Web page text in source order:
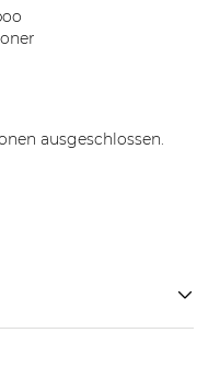
ausgeschlossen.